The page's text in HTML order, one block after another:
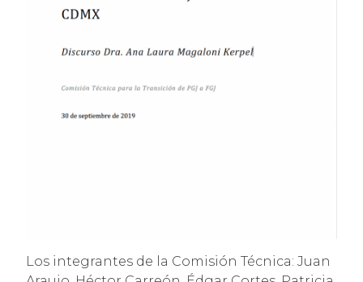
Los integrantes de la Comisión Técnica: Juan